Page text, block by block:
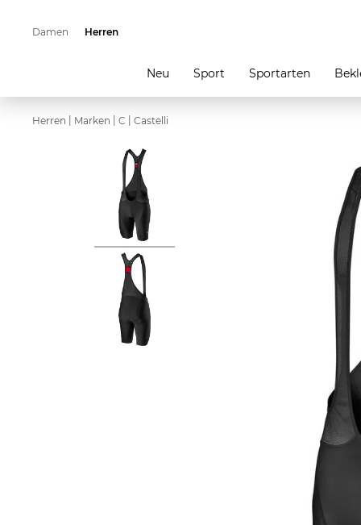
Damen Herren
Neu Sport Sportarten
Herren Marken C Castelli